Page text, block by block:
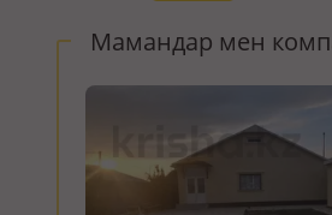
Мамандар мен